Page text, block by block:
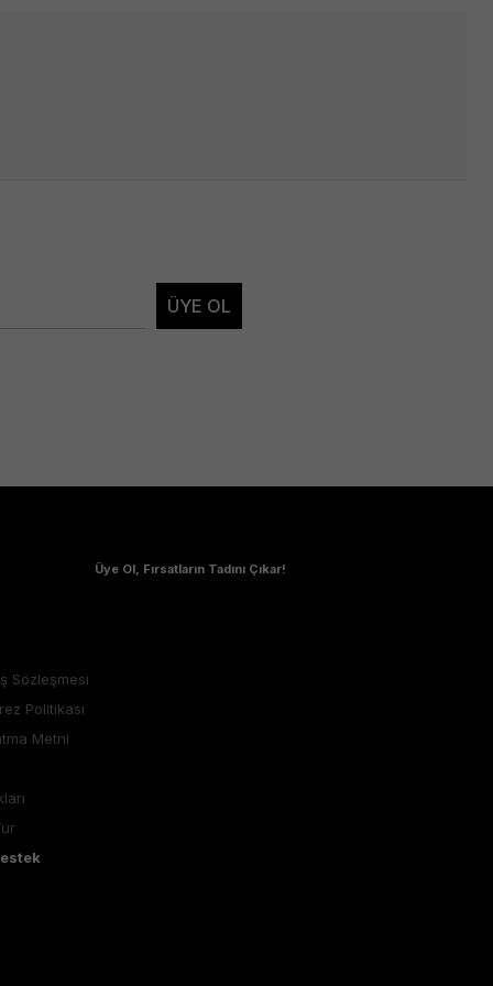
ÜYE OL
Sözleşmesi
Politikası
Metni
Üye Ol, Fırsatların Tadını Çıkar!